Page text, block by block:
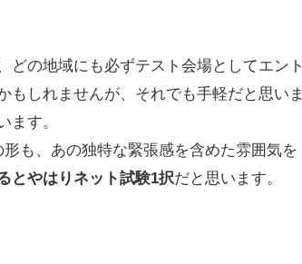
どの地域にも必ずテスト会場としてエント
もしれませんが、それでも手軽だと思いま
ます。
も、あの独特な緊張感を含めた雰囲気を
とやはりネット試験1択だと思います。